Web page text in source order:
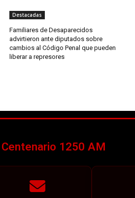
Destacadas
Familiares de Desaparecidos
advirtieron ante diputados sobre
cambios al Código Penal que pueden
liberar a represores
Centenario 1250 AM